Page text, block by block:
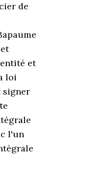
de
et
loi
signer
l'un